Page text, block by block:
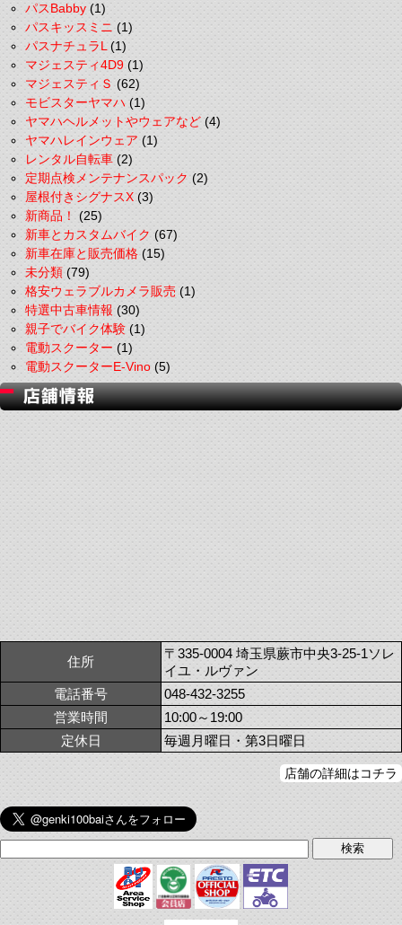
パスBabby(1)
パスキッスミニ(1)
パスナチュラL(1)
マジェスティ4D9(1)
マジェスティＳ(62)
モビスターヤマハ(1)
ヤマハヘルメットやウェアなど(4)
ヤマハレインウェア(1)
レンタル自転車(2)
定期点検メンテナンスパック(2)
屋根付きシグナスX(3)
新商品！(25)
新車とカスタムバイク(67)
新車在庫と販売価格(15)
未分類(79)
格安ウェラブルカメラ販売(1)
特選中古車情報(30)
親子でバイク体験(1)
電動スクーター(1)
電動スクーターE-Vino(5)
住所
〒335-0004 埼玉県蕨市中央3-25-1ソレ
イユ・ルヴァン
電話番号
048-432-3255
営業時間
10:00～19:00
定休日
毎週月曜日・第3日曜日
店舗の詳細はコチラ